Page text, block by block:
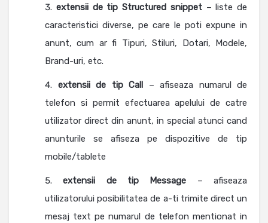
extensii de tip Structured snippet– liste de
caracteristici diverse, pe care le poti expune in
anunt, cum ar fi Tipuri, Stiluri, Dotari, Modele,
Brand-uri, etc.
extensii de tip Call – afiseaza numarul de
telefon si permit efectuarea apelului de catre
utilizator direct din anunt, in special atunci cand
anunturile se afiseza pe dispozitive de tip
mobile/tablete
extensii de tip Message – afiseaza
utilizatorului posibilitatea de a-ti trimite direct un
mesaj text pe numarul de telefon mentionat in